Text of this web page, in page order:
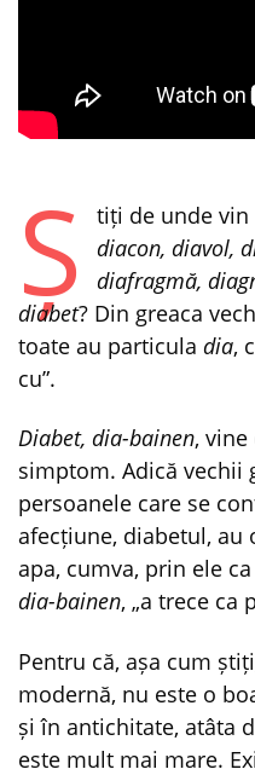
Ș tiți de unde vin
diacon, diavol,
diafragmă,
diabet? Din greaca
toate au particuladia,
cu”.
Diabet, dia-bainen,
simptom. Adică vechii
persoanele care se
afecțiune, diabetul, au
apa, cumva, prin ele
dia-bainen, „a trece ca
Pentru că, așa cum
modernă, nu este o
și în antichitate, atâta
este mult mai mare.